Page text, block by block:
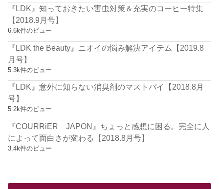
『LDK』知っておきたい害虫対策＆充実のコーヒー特集
【2018.9月号】
6.6k件のビュー
『LDK the Beauty』ニオイの悩み解決アイテム【2019.8
月号】
5.3k件のビュー
『LDK』意外に知らない消臭剤のマストバイ【2018.8月
号】
5.2k件のビュー
『COURRiER JAPON』ちょっと感想に困る。完全に人
によって面白さが変わる【2018.8月号】
3.4k件のビュー